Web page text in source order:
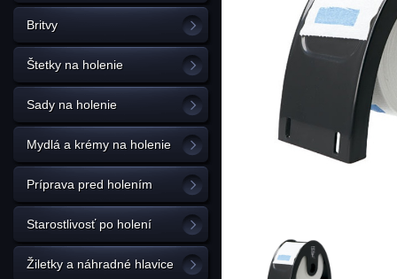
Britvy
Štetky na holenie
Sady na holenie
Mydlá a krémy na holenie
Príprava pred holením
Starostlivosť po holení
Žiletky a náhradné hlavice